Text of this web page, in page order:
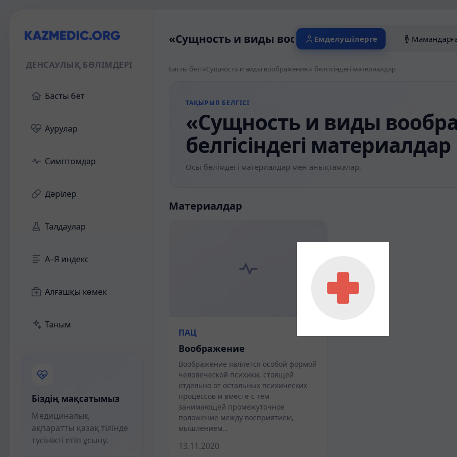
ДЕНСАУЛЫҚ БӨЛІМДЕРІ
Басты бет
Аурулар
Симптомдар
Дәрілер
Талдаулар
А–Я индекс
Алғашқы көмек
Таным
Біздің мақсатымыз
Медициналық
ақпаратты қазақ тілінде
түсінікті етіп ұсыну.
«Сущность и виды воображения.» белгісіндегі
Емделушілерге
Басты бет/«Сущность и виды воображения.» белгісіндегі материалдар
ТАҚЫРЫП БЕЛГІСІ
«Сущность и виды
белгісіндегі материалдар
Осы бөлімдегі материалдар мен анықтамалар.
Материалдар
ПАЦ
Воображение
Воображение является особой формой
человеческой психики, стоящей
отдельно от остальных психических
процессов и вместе с тем
занимающей промежуточное
положение между восприятием,
мышлением…
13.11.2020